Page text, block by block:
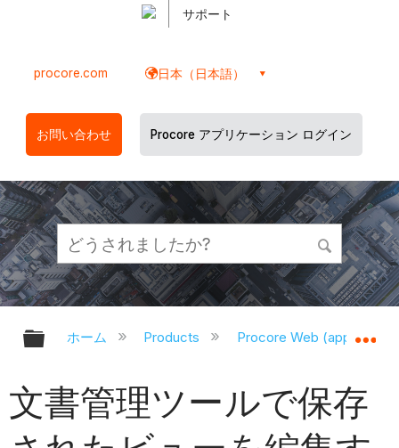
サポート
procore.com 日本（日本語）
お問い合わせ Procore アプリケーション ログイン
グローバル階層を展開/折りたたむ
ホーム Products Procore Web
文書管理ツールで保存